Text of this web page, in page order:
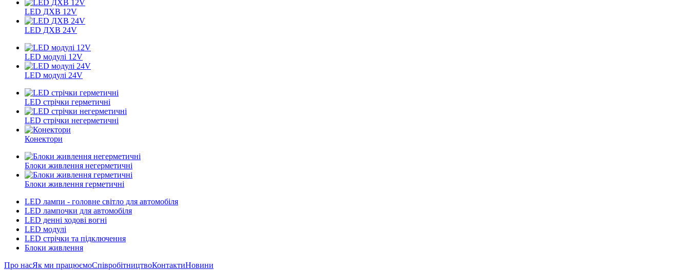
LED ДХВ 12V
LED ДХВ 24V
LED модулі 12V
LED модулі 24V
LED стрічки герметичні
LED стрічки негерметичні
Конектори
Блоки живлення негерметичні
Блоки живлення герметичні
LED лампи - головне світло для автомобіля
LED лампочки для автомобіля
LED денні ходові вогні
LED модулі
LED стрічки та підключення
Блоки живлення
Про насЯк ми працюємоСпівробітництвоКонтактиНовини